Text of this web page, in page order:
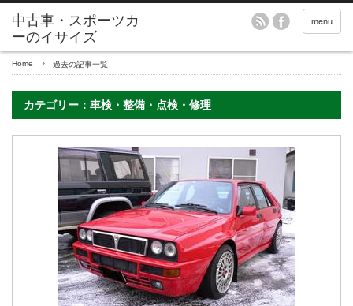
menu
Home 過去の記事一覧
カテゴリー：車検・整備・点検・修理